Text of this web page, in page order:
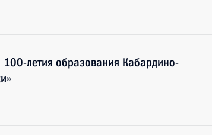
летия образования Кабардино-